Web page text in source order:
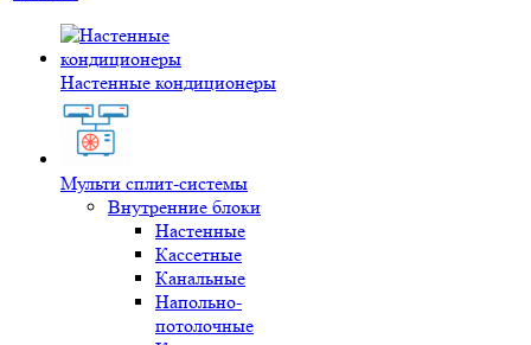
Настенные кондиционеры
Мульти сплит-системы
Внутренние блоки
Настенные
Кассетные
Канальные
Напольно-
потолочные